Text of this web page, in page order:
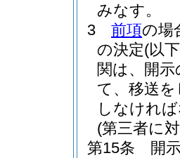
みなす。
3
前項の場
の決定(以
関は、開
て、移送
しなけれ
(第三者に
第15条
開